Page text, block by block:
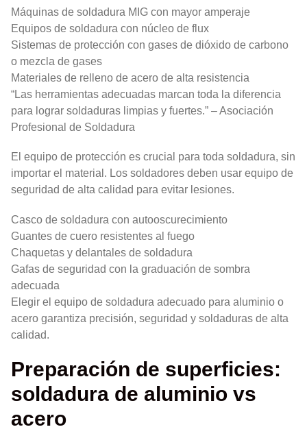
Máquinas de soldadura MIG con mayor amperaje
Equipos de soldadura con núcleo de flux
Sistemas de protección con gases de dióxido de carbono
o mezcla de gases
Materiales de relleno de acero de alta resistencia
“Las herramientas adecuadas marcan toda la diferencia
para lograr soldaduras limpias y fuertes.” – Asociación
Profesional de Soldadura
El equipo de protección es crucial para toda soldadura, sin
importar el material. Los soldadores deben usar equipo de
seguridad de alta calidad para evitar lesiones.
Casco de soldadura con autooscurecimiento
Guantes de cuero resistentes al fuego
Chaquetas y delantales de soldadura
Gafas de seguridad con la graduación de sombra
adecuada
Elegir el equipo de soldadura adecuado para aluminio o
acero garantiza precisión, seguridad y soldaduras de alta
calidad.
Preparación de superficies:
soldadura de aluminio vs
acero